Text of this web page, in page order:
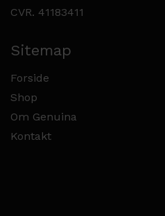
CVR. 41183411
Sitemap
Forside
Shop
Om Genuina
Kontakt